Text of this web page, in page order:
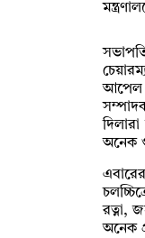
আপেল
অনেক
রত্না,
অনেক